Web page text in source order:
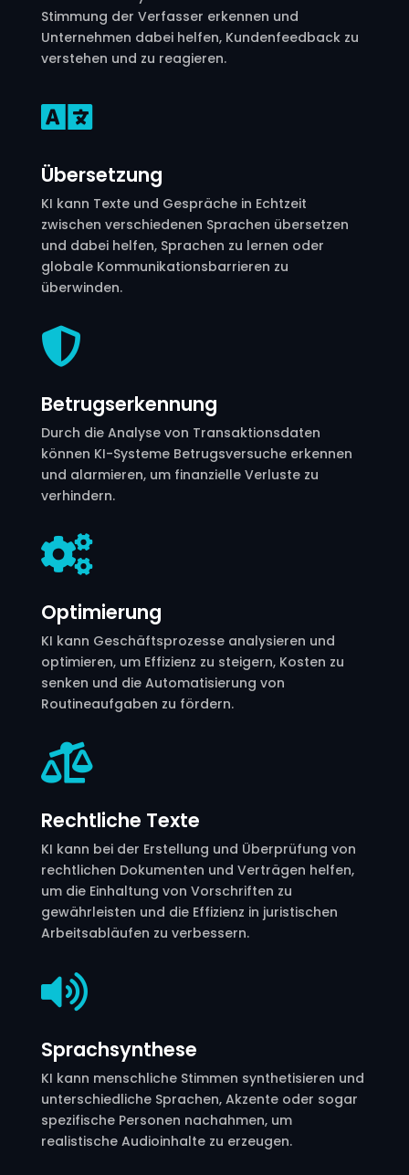
Stimmung der Verfasser erkennen und
Unternehmen dabei helfen, Kundenfeedback zu
verstehen und zu reagieren.

Übersetzung
KI kann Texte und Gespräche in Echtzeit
zwischen verschiedenen Sprachen übersetzen
und dabei helfen, Sprachen zu lernen oder
globale Kommunikationsbarrieren zu
überwinden.

Betrugserkennung
Durch die Analyse von Transaktionsdaten
können KI-Systeme Betrugsversuche erkennen
und alarmieren, um finanzielle Verluste zu
verhindern.

Optimierung
KI kann Geschäftsprozesse analysieren und
optimieren, um Effizienz zu steigern, Kosten zu
senken und die Automatisierung von
Routineaufgaben zu fördern.

Rechtliche Texte
KI kann bei der Erstellung und Überprüfung von
rechtlichen Dokumenten und Verträgen helfen,
um die Einhaltung von Vorschriften zu
gewährleisten und die Effizienz in juristischen
Arbeitsabläufen zu verbessern.

Sprachsynthese
KI kann menschliche Stimmen synthetisieren und
unterschiedliche Sprachen, Akzente oder sogar
spezifische Personen nachahmen, um
realistische Audioinhalte zu erzeugen.